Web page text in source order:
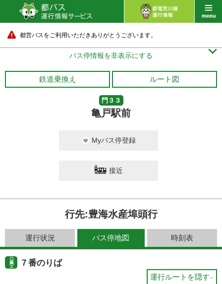
都営バスをご利用いただきありがとうございます。
バス停情報を非表示にする 
鉄道乗換え ルート図
門３３
亀戸駅前
Myバス停登録
接近
行先:豊海水産埠頭行
運行状況 バス停地図 時刻表
７番のりば
運行ルートを隠す